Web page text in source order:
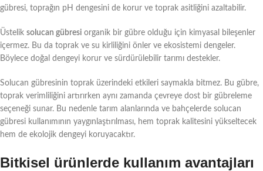
gübresi, toprağın pH dengesini de korur ve toprak asitliğini azaltabilir.
Üstelik solucan gübresi organik bir gübre olduğu için kimyasal bileşenler
içermez. Bu da toprak ve su kirliliğini önler ve ekosistemi dengeler.
Böylece doğal dengeyi korur ve sürdürülebilir tarımı destekler.
Solucan gübresinin toprak üzerindeki etkileri saymakla bitmez. Bu gübre,
toprak verimliliğini artırırken aynı zamanda çevreye dost bir gübreleme
seçeneği sunar. Bu nedenle tarım alanlarında ve bahçelerde solucan
gübresi kullanımının yaygınlaştırılması, hem toprak kalitesini yükseltecek
hem de ekolojik dengeyi koruyacaktır.
Bitkisel ürünlerde kullanım avantajları